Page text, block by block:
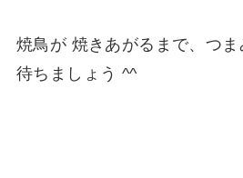
焼鳥が 焼きあがるまで、つま
待ちましょう ^^